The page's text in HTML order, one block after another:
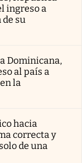
ingreso a
su
Dominicana,
al país a
la
hacia
correcta y
de una